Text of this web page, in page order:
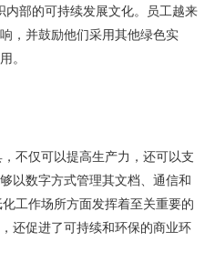
内部的可持续发展文化。员工越来
，并鼓励他们采用其他绿色实
。
不仅可以提高生产力，还可以支
以数字方式管理其文档、通信和
工作场所方面发挥着至关重要的
还促进了可持续和环保的商业环